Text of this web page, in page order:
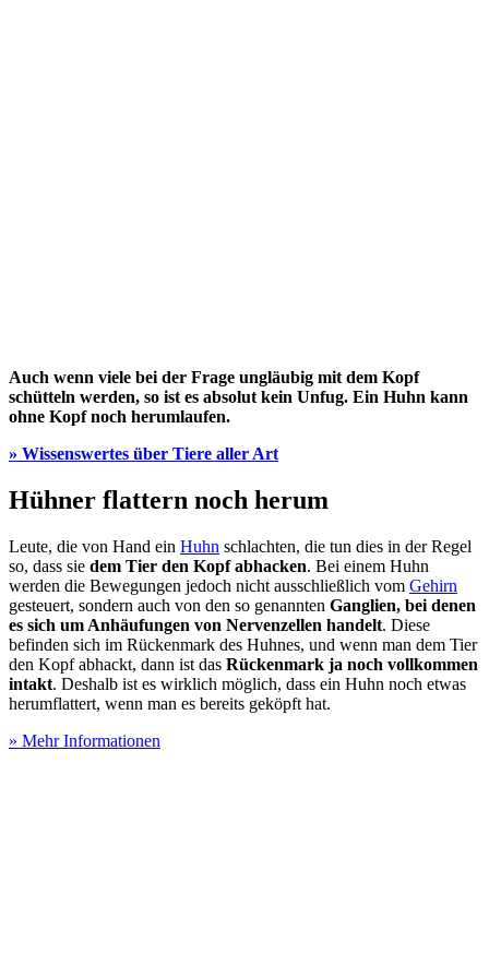
Auch wenn viele bei der Frage ungläubig mit dem Kopf
schütteln werden, so ist es absolut kein Unfug. Ein Huhn kann
ohne Kopf noch herumlaufen.
» Wissenswertes über Tiere aller Art
Hühner flattern noch herum
Leute, die von Hand ein Huhn schlachten, die tun dies in der Regel
so, dass sie dem Tier den Kopf abhacken. Bei einem Huhn
werden die Bewegungen jedoch nicht ausschließlich vom Gehirn
gesteuert, sondern auch von den so genannten Ganglien, bei denen
es sich um Anhäufungen von Nervenzellen handelt. Diese
befinden sich im Rückenmark des Huhnes, und wenn man dem Tier
den Kopf abhackt, dann ist das Rückenmark ja noch vollkommen
intakt. Deshalb ist es wirklich möglich, dass ein Huhn noch etwas
herumflattert, wenn man es bereits geköpft hat.
» Mehr Informationen